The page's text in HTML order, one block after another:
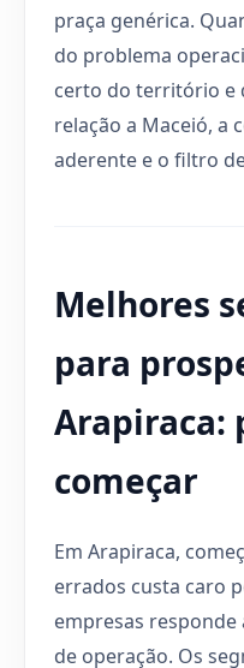
praça genérica.
do problema
certo do território e
relação a Maceió, a
aderente e o filtro
Melhores
para
Arapiraca:
começar
Em Arapiraca,
errados custa caro
empresas
de operação. Os